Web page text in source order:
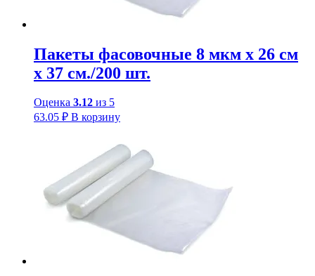
Пакеты фасовочные 8 мкм х 26 см
х 37 см./200 шт.
Оценка 3.12 из 5
63.05 ₽ В корзину